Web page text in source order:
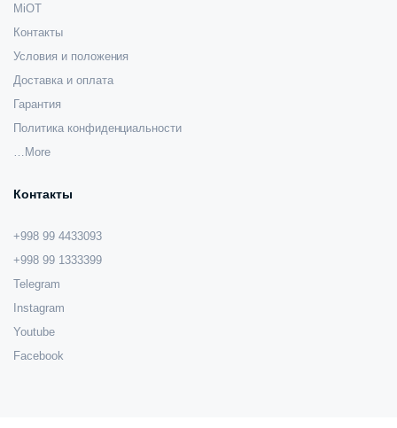
MiOT
Контакты
Условия и положения
Доставка и оплата
Гарантия
Политика конфиденциальности
…More
Контакты
+998 99 4433093
+998 99 1333399
Telegram
Instagram
Youtube
Facebook